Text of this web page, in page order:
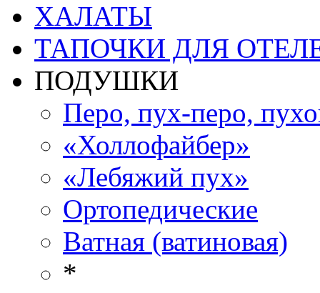
ХАЛАТЫ
ТАПОЧКИ ДЛЯ
ПОДУШКИ
Перо, пух-перо,
«Холлофайбер»
«Лебяжий пух»
Ортопедические
Ватная (ватиновая)
*